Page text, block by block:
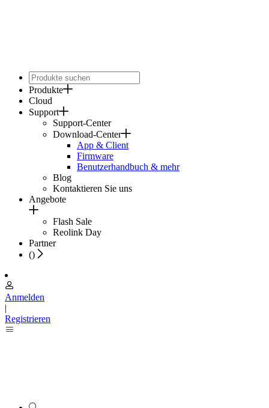
Produkte
Cloud
Support
Support-Center
Download-Center
App & Client
Firmware
Benutzerhandbuch & mehr
Blog
Kontaktieren Sie uns
Angebote
Flash Sale
Reolink Day
Partner
()
Anmelden
|
Registrieren